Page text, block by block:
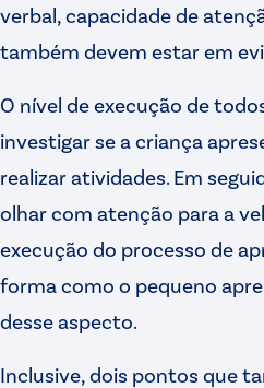
verbal, capacidade de
também devem estar em
O nível de execução de
investigar se a criança
realizar atividades. Em
olhar com atenção para a
execução do processo de
forma como o pequeno
desse aspecto.
Inclusive, dois pontos que